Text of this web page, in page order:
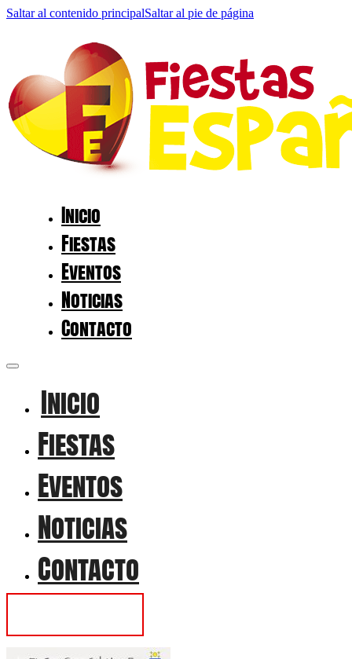
Saltar al contenido principalSaltar al pie de página
Inicio
Fiestas
Eventos
Noticias
Contacto
Inicio
Fiestas
Eventos
Noticias
Contacto